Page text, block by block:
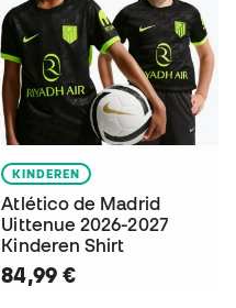
KINDEREN
Atlético de Madrid
Uittenue 2026-2027
Kinderen Shirt
84,99 €